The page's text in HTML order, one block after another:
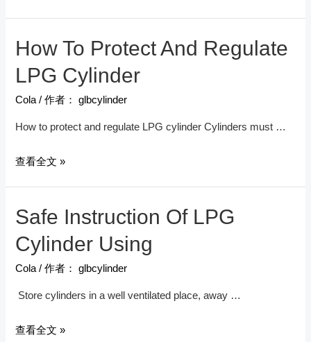
(с
предохранительным
клапаном)
How To Protect And Regulate
LPG Cylinder
Cola/ 作者： glbcylinder
How to protect and regulate LPG cylinder Cylinders must …
How
And
Regulate
LPG
Cylinder
查看全文 »
Safe Instruction Of LPG
Cylinder Using
Cola / 作者： glbcylinder
Store cylinders in a well ventilated place, away …
Safe
查看全文 »